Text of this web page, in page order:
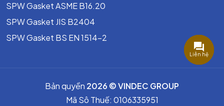
SPW Gasket ASME B16.20
SPW Gasket JIS B2404
SPW Gasket BS EN 1514-2
Bản quyền 2026 © VINDEC GROUP
Mã Sô Thuế: 0106335951
Liên hệ